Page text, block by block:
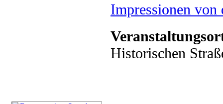
Impressionen von
Historischen